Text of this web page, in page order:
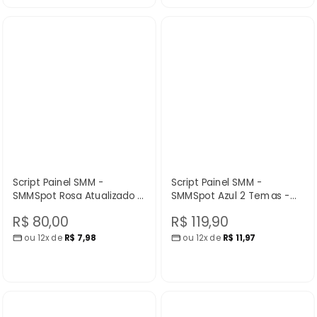
Script Painel SMM -
SMMSpot Rosa Atualizado -
Preço
promocional
R$ 80,00
ou 12x de R$ 7,98
Script Painel SMM -
SMMSpot Azul 2 Temas -
Preço
promocional
R$ 119,90
ou 12x de R$ 11,97